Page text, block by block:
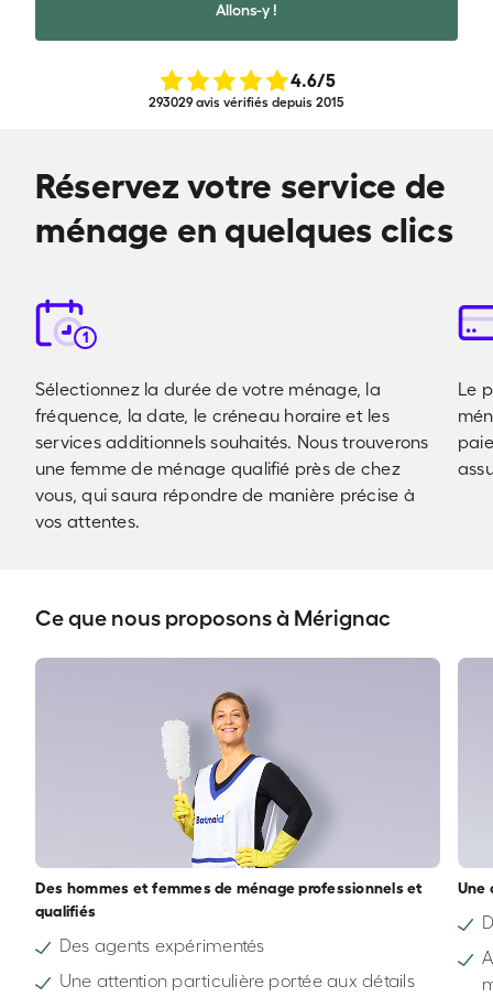
Allons-y !
4.6/5
293029 avis vérifiés depuis 2015
Réservez votre service de
ménage en quelques clics
1
Sélectionnez la durée de votre ménage, la
fréquence, la date, le créneau horaire et les
services additionnels souhaités. Nous trouverons
une femme de ménage qualifié près de chez
vous, qui saura répondre de manière précise à
vos attentes.
Le
Ce que nous proposons à Mérignac
Des hommes et femmes de ménage professionnels et
qualifiés
Des agents expérimentés
Une attention particulière portée aux détails
Une